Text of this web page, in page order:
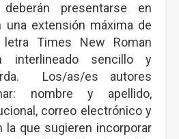
presentarse en
una extensión máxima de
Times New Roman
interlineado sencillo y
Los/as/es autores
nombre y apellido,
correo electrónico y
la que sugieren incorporar